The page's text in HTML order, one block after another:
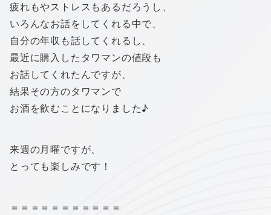
疲れもやストレスもあるだろうし、
いろんなお話をしてくれる中で、
自分の年収も話してくれるし、
最近に購入したタワマンの値段も
お話してくれたんですが、
結果その方のタワマンで
お酒を飲むことになりました♪
来週の月曜ですが、
とっても楽しみです！
＝＝＝＝＝＝＝＝＝＝＝